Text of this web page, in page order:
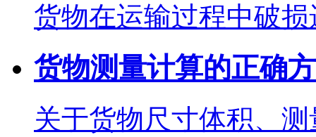
货物在运输过程中破
货物测量计算的正确
关于货物尺寸体积、